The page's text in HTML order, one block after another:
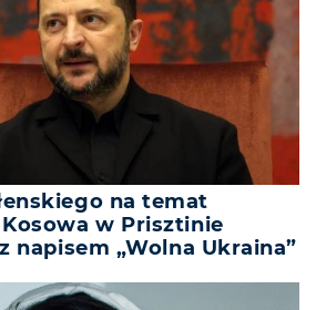
na temat
w Prisztinie
napisem „Wolna Ukraina”